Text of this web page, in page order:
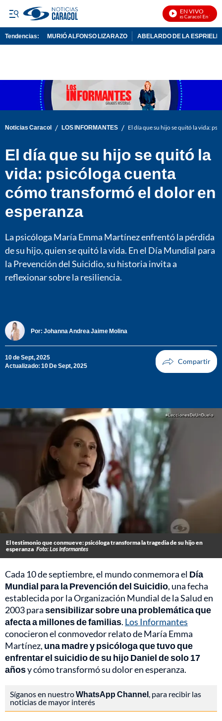
EN VIVO
Noticias Caracol En Vivo
Tendencias: MURIÓ ALFONSO LIZARAZO ABELARDO DE LA
Noticias Caracol / LOS INFORMANTES / El día que su hijo se quitó la vida:
El día que su hijo se quitó la
vida: psicóloga cuenta
cómo transformó el dolor en
esperanza
La psicóloga María Emma Martínez enfrentó la pérdida
de su hijo, quien se quitó la vida. En el Día Mundial para
la Prevención del Suicidio, su historia invita a
reflexionar sobre la resiliencia.
Por: Johanna Andrea Jaime Molina
10 de Sept, 2025
Actualizado: 10 De Sept, 2025
El testimonio que conmueve: psicóloga transforma la tragedia de su hijo en
esperanza Foto: Los Informantes
Cada 10 de septiembre, el mundo conmemora el Día
Mundial para la Prevención del Suicidio, una fecha
establecida por la Organización Mundial de la Salud en
2003 parasensibilizar sobre una problemática que
afecta a millones de familias. Los Informantes
conocieron el conmovedor relato de María Emma
Martínez, una madre y psicóloga que tuvo que
enfrentar el suicidio de su hijo Daniel de solo 17
añosy cómo transformó su dolor en esperanza.
Síganos en nuestroWhatsApp Channel , para recibir las
noticias de mayor interés